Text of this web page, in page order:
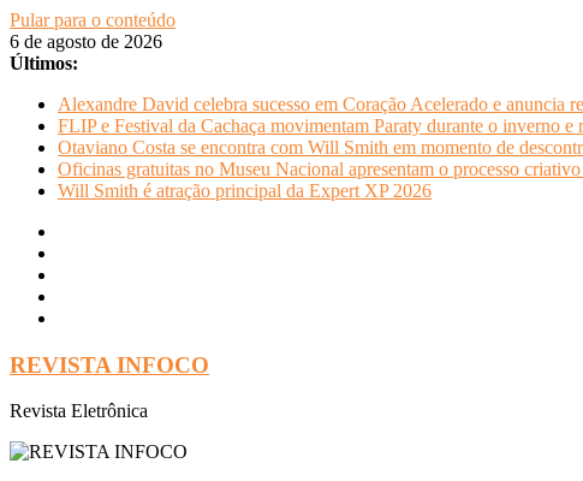
Pular para o conteúdo
6 de agosto de 2026
Últimos:
Alexandre David celebra sucesso em Coração Acelerado e anuncia
FLIP e Festival da Cachaça movimentam Paraty durante o inverno
Otaviano Costa se encontra com Will Smith em momento de
Oficinas gratuitas no Museu Nacional apresentam o processo
Will Smith é atração principal da Expert XP 2026
REVISTA INFOCO
Revista Eletrônica